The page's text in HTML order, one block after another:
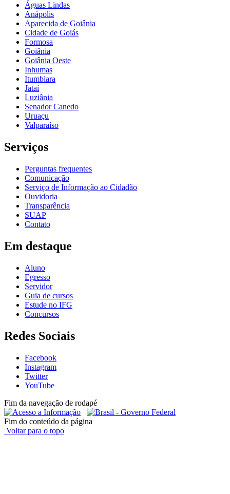
Águas Lindas
Anápolis
Aparecida de Goiânia
Cidade de Goiás
Formosa
Goiânia
Goiânia Oeste
Inhumas
Itumbiara
Jataí
Luziânia
Senador Canedo
Uruaçu
Valparaíso
Serviços
Perguntas frequentes
Comunicação
Serviço de Informação ao Cidadão
Ouvidoria
Transparência
SUAP
Contato
Em destaque
Aluno
Egresso
Servidor
Guia de cursos
Estude no IFG
Concursos
Redes Sociais
Facebook
Instagram
Twitter
YouTube
Fim da navegação de rodapé
Fim do conteúdo da página
Voltar para o topo